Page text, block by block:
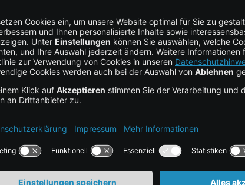
oder Datenkompromittierung. Mehr zu
& Pipelines
Validierung, regelmäßige Testfenster: DR ist in
Workloads sichern wir konsistent (inkl. States), für